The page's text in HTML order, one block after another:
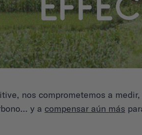
nos comprometemos a
y a compensar aún más